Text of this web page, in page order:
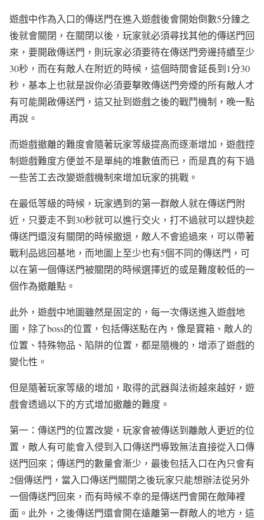
遊戲中作為入口的傳送門在進入遊戲後會開始倒數5分鐘之
後就會關閉，在關閉以後，玩家就必須尋找其他的傳送門回
來，要開啟傳送門，則玩家必須要待在傳送門旁邊持續至少
30秒，而在有敵人在附近的時候，這個時間會延長到1分30
秒，基本上也就是說你必須要擊敗傳送門旁煙的所有敵人才
有可能開啟傳送門，這又扯到遊戲之後的戰鬥機制，晚一點
再說。
而遊戲撤離的難度會隨著玩家等級提高而逐漸增加，遊戲控
制遊戲難度方便並不是單純的堆數值而已，而是真的有下過
一些苦工去改變遊戲機制來增加玩家的挑戰。
在最低等級的時候，玩家遇到的第一群敵人就在傳送門附
近，只要走不到30秒就可以進行交火，打不過就可以趕快趁
傳送門還沒有關閉的時候撤退，敵人不會追過來，可以帶著
戰利品逃回基地，而地圖上至少也有5個不同的傳送門，可
以在第一個傳送門被關閉的時候選擇近的或是難度較低的一
個作為撤離點。
此外，遊戲中地圖雖然是固定的，每一次傳送進入遊戲地
圖，除了boss的位置，包括傳送點在內，像是寶箱、敵人的
位置、特殊物品、陷阱的位置，都是隨機的，增添了遊戲的
變化性。
但是隨著玩家等級的增加，取得的武器與法術越來越好，遊
戲會透過以下的方式增加撤離的難度。
第一：傳送門的位置改變，玩家會被傳送到離敵人更近的位
置，敵人有可能會入侵到入口傳送門導致無法直接從入口傳
送門回來；傳送門的數量會漸少，最後包括入口在內只會有
2個傳送門，當入口傳送門關閉之後玩家只能想辦法從另外
一個傳送門回來，而有時候不幸的是傳送門會開在敵陣裡
面。此外，之後傳送門還會開在遠離第一群敵人的地方，這